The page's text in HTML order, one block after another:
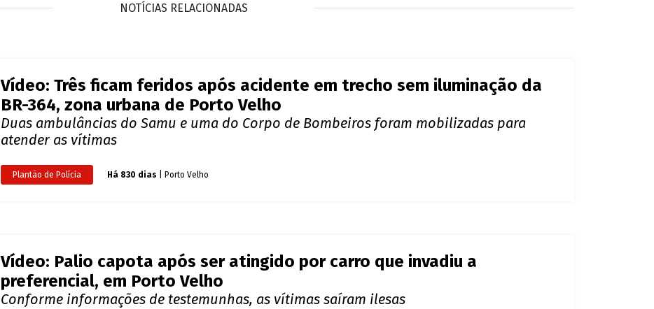
NOTÍCIAS RELACIONADAS
Vídeo: Três ficam feridos após acidente em trecho sem iluminação da
BR-364, zona urbana de Porto Velho
Duas ambulâncias do Samu e uma do Corpo de Bombeiros foram mobilizadas para
atender as vítimas
Plantão de Polícia Há 830 dias | Porto Velho
Vídeo: Palio capota após ser atingido por carro que invadiu a
preferencial, em Porto Velho
Conforme informações de testemunhas, as vítimas saíram ilesas